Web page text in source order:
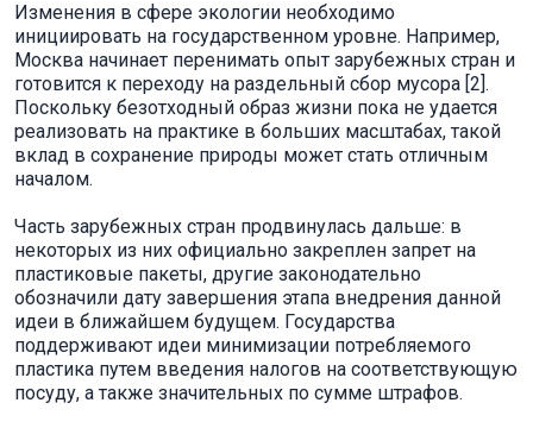
Изменения в сфере экологии необходимо
инициировать на государственном уровне. Например,
Москва начинает перенимать опыт зарубежных стран и
готовится к переходу на раздельный сбор мусора [2].
Поскольку безотходный образ жизни пока не удается
реализовать на практике в больших масштабах, такой
вклад в сохранение природы может стать отличным
началом.
Часть зарубежных стран продвинулась дальше: в
некоторых из них официально закреплен запрет на
пластиковые пакеты, другие законодательно
обозначили дату завершения этапа внедрения данной
идеи в ближайшем будущем. Государства
поддерживают идеи минимизации потребляемого
пластика путем введения налогов на соответствующую
посуду, а также значительных по сумме штрафов.